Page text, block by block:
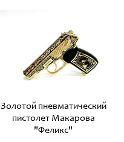
Золотой пневматический
пистолет Макарова
"Феликс"